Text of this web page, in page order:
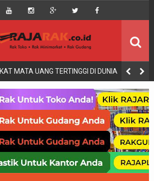
90x200, 100x200, 120x200, 140x200,
| FUNGSI, MANFAAT DAN KEGUNAAN
besi/Rak pallet
Supermarket
Toko Dll